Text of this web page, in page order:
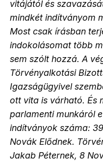
vitájától és
mindkét indítványom
Most csak írásban
indokolásomat több
sem szólt hozzá. A
Törvényalkotási
Igazságügyivel
ott vita is várható. És
parlamenti munkáról
indítványok száma:
Novák Elődnek.
Jakab Péternek, 8